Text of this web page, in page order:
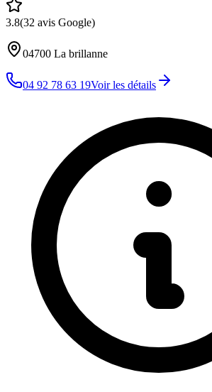
3.8(32 avis Google)
04700 La brillanne
04 92 78 63 19Voir les détails